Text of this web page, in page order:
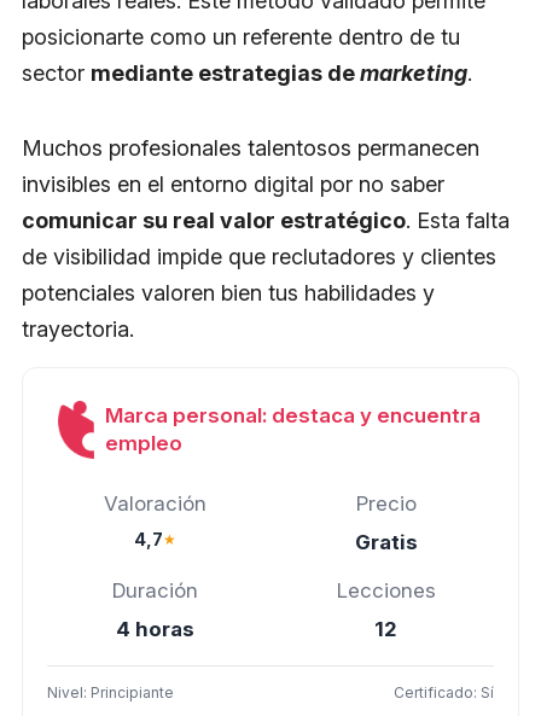
posicionarte como un referente dentro de tu
sector mediante estrategias demarketing.
Muchos profesionales talentosos permanecen
invisibles en el entorno digital por no saber
comunicar su real valor estratégico. Esta falta
de visibilidad impide que reclutadores y clientes
potenciales valoren bien tus habilidades y
trayectoria.
Marca personal: destaca y encuentra
empleo
Valoración
4,7★
Precio
Gratis
Duración
4 horas
Lecciones
12
Nivel: Principiante Certificado: Sí